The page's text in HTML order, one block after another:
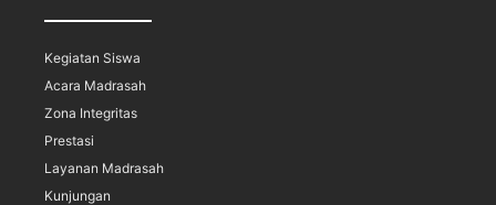
Kegiatan Siswa
Acara Madrasah
Zona Integritas
Prestasi
Layanan Madrasah
Kunjungan